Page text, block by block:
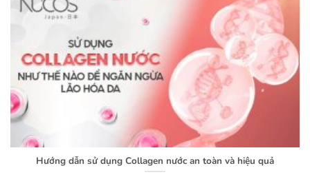
Hướng dẫn sử dụng Collagen nước an toàn và hiệu quả